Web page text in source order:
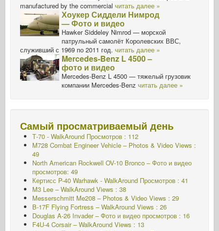
manufactured by the commercial читать далее »
Хоукер Сиддели Нимрод
— Фото и видео
Hawker Siddeley Nimrod — морской
патрульный самолёт Королевских ВВС,
служивший с 1969 по 2011 год. читать далее »
Mercedes-Benz L 4500 –
фото и видео
Mercedes-Benz L 4500 — тяжелый грузовик
компании Mercedes-Benz читать далее »
Самый просматриваемый день
Т-70 - WalkAround Просмотров : 112
M728 Combat Engineer Vehicle – Photos & Video Views :
49
North American Rockwell OV-10 Bronco – Фото и видео
просмотров: 49
Кертисс P-40 Warhawk - WalkAround Просмотров : 41
M3 Lee – WalkAround Views : 38
Messerschmitt Me208 – Photos & Video Views : 29
B-17F Flying Fortress – WalkAround Views : 26
Douglas A-26 Invader – Фото и видео просмотров : 16
F4U-4 Corsair – WalkAround Views : 13